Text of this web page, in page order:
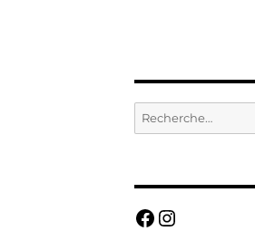
Recherche
pour :
Facebook
Instagram